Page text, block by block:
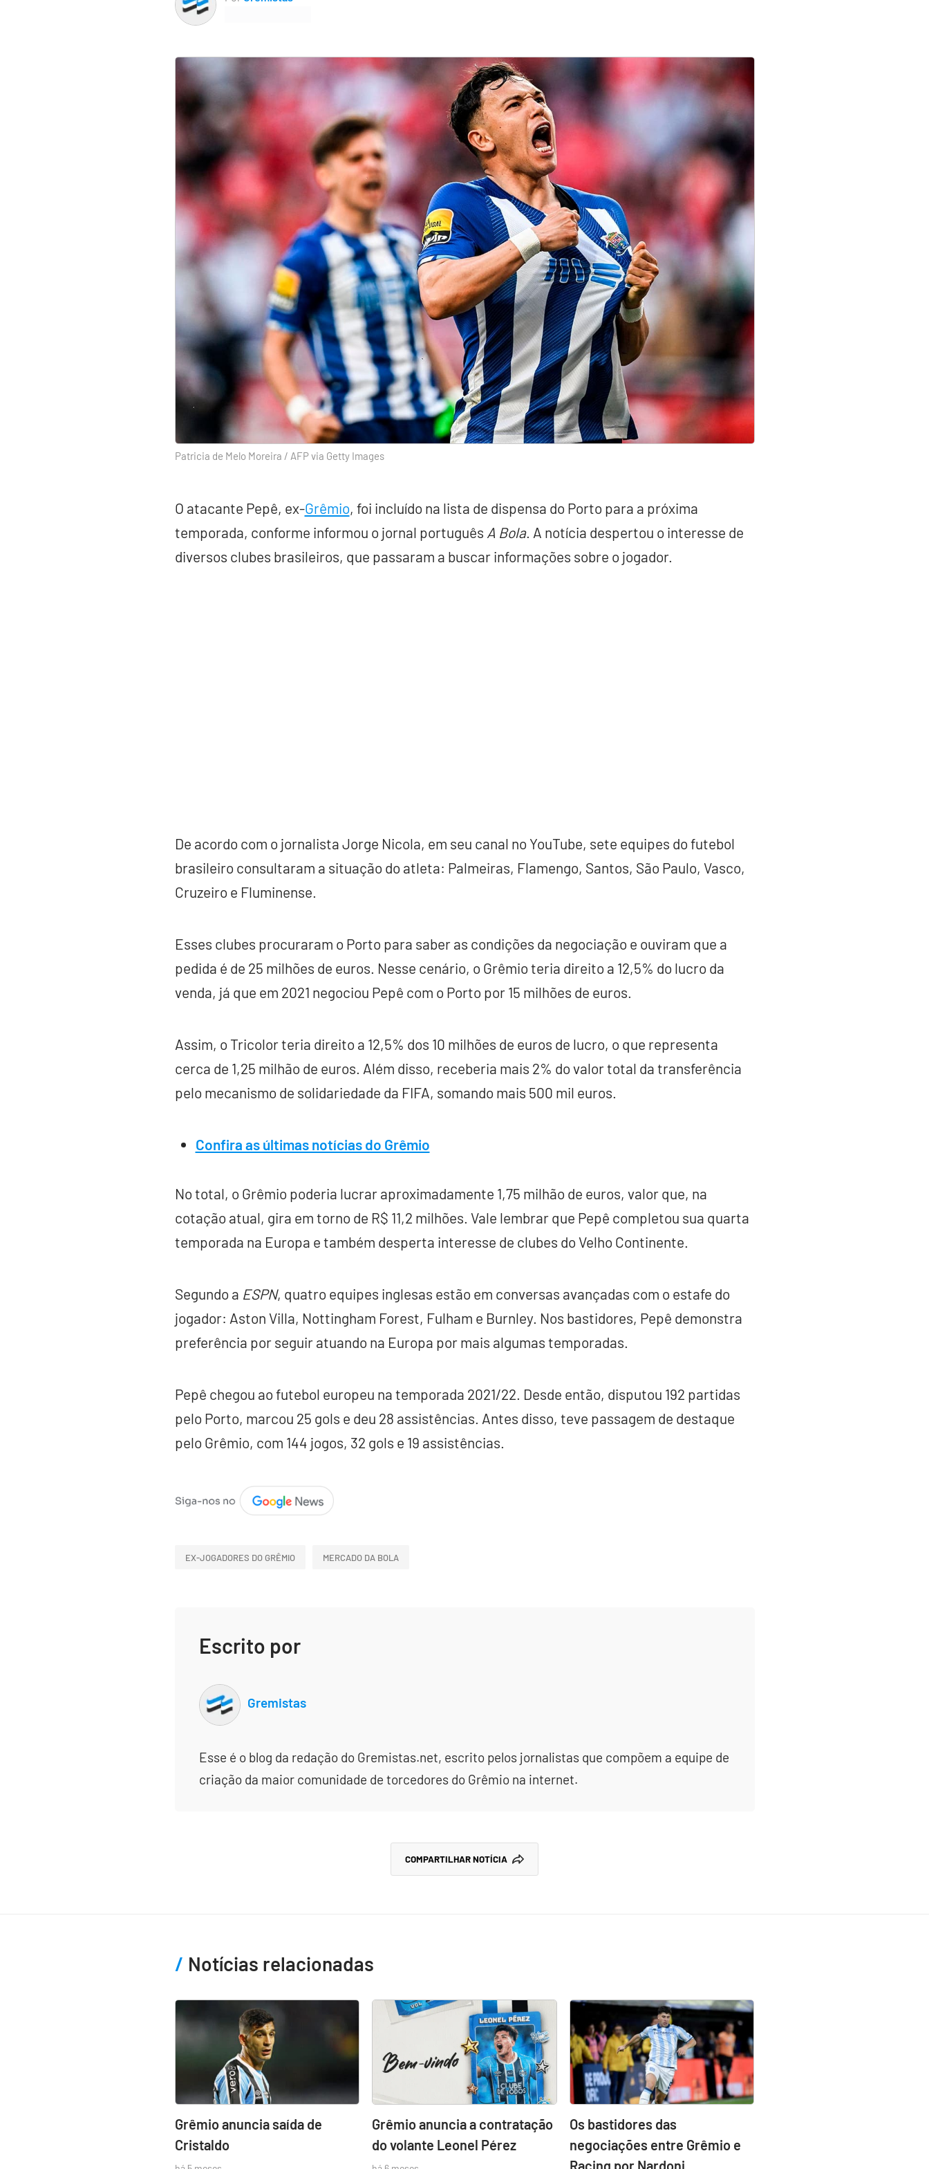
Patricia de Melo Moreira / AFP via Getty Images
O atacante Pepê, ex-Grêmio, foi incluído na lista de dispensa do Porto para a próxima
temporada, conforme informou o jornal português A Bola. A notícia despertou o interesse de
diversos clubes brasileiros, que passaram a buscar informações sobre o jogador.
De acordo com o jornalista Jorge Nicola, em seu canal no YouTube, sete equipes do futebol
brasileiro consultaram a situação do atleta: Palmeiras, Flamengo, Santos, São Paulo, Vasco,
Cruzeiro e Fluminense.
Esses clubes procuraram o Porto para saber as condições da negociação e ouviram que a
pedida é de 25 milhões de euros. Nesse cenário, o Grêmio teria direito a 12,5% do lucro da
venda, já que em 2021 negociou Pepê com o Porto por 15 milhões de euros.
Assim, o Tricolor teria direito a 12,5% dos 10 milhões de euros de lucro, o que representa
cerca de 1,25 milhão de euros. Além disso, receberia mais 2% do valor total da transferência
pelo mecanismo de solidariedade da FIFA, somando mais 500 mil euros.
Confira as últimas notícias do Grêmio
No total, o Grêmio poderia lucrar aproximadamente 1,75 milhão de euros, valor que, na
cotação atual, gira em torno de R$ 11,2 milhões. Vale lembrar que Pepê completou sua quarta
temporada na Europa e também desperta interesse de clubes do Velho Continente.
Segundo a ESPN, quatro equipes inglesas estão em conversas avançadas com o estafe do
jogador: Aston Villa, Nottingham Forest, Fulham e Burnley. Nos bastidores, Pepê demonstra
preferência por seguir atuando na Europa por mais algumas temporadas.
Pepê chegou ao futebol europeu na temporada 2021/22. Desde então, disputou 192 partidas
pelo Porto, marcou 25 gols e deu 28 assistências. Antes disso, teve passagem de destaque
pelo Grêmio, com 144 jogos, 32 gols e 19 assistências.
EX-JOGADORES DO GRÊMIO MERCADO DA BOLA
Escrito por
Gremistas
Esse é o blog da redação do Gremistas.net, escrito pelos jornalistas que compõem a equipe de
criação da maior comunidade de torcedores do Grêmio na internet.
COMPARTILHAR NOTÍCIA
Notícias relacionadas
Grêmio anuncia saída de
Cristaldo
Grêmio anuncia a contratação
do volante Leonel Pérez
Os bastidores das
negociações entre Grêmio e
Racing por Nardoni